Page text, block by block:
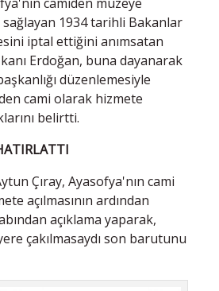
1934 tarihli Bakanlar
iptal ettiğini anımsatan
Erdoğan, buna dayanarak
düzenlemesiyle
cami olarak hizmete
belirtti.
Çıray, Ayasofya'nın cami
açılmasının ardından
açıklama yaparak,
çakılmasaydı son barutunu